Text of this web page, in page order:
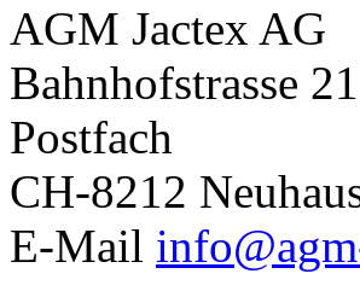
AGM Jactex AG
Bahnhofstrasse 21
Postfach
CH-8212
E-Mail